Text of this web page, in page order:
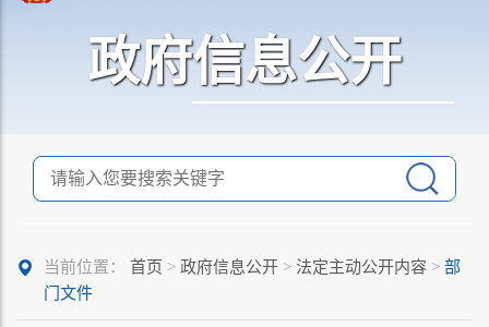
政府信息公开
当前位置： 首页 > 政府信息公开 > 法定主动公开内容 > 部
门文件